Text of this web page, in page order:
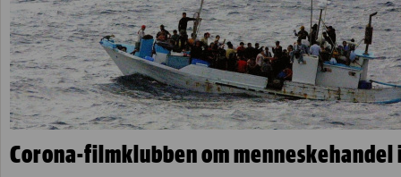
Corona-filmklubben om menneskehandel